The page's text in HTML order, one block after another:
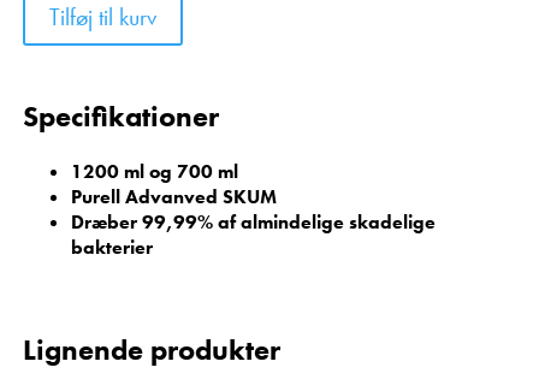
Tilføj til kurv
Specifikationer
1200 ml og 700 ml
Purell Advanved SKUM
Dræber 99,99% af almindelige skadelige
bakterier
Lignende produkter